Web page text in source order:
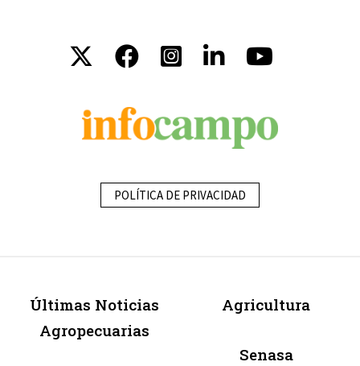
POLÍTICA DE PRIVACIDAD
Últimas Noticias
Agropecuarias
Agricultura
Senasa